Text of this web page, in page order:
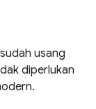
usang
diperlukan